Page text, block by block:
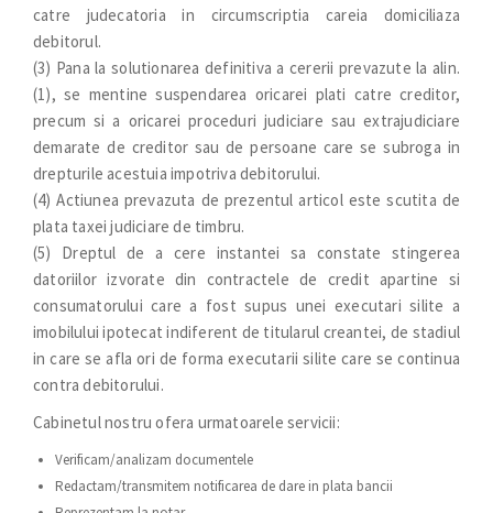
catre judecatoria in circumscriptia careia domiciliaza
debitorul.
(3) Pana la solutionarea definitiva a cererii prevazute la alin.
(1), se mentine suspendarea oricarei plati catre creditor,
precum si a oricarei proceduri judiciare sau extrajudiciare
demarate de creditor sau de persoane care se subroga in
drepturile acestuia impotriva debitorului.
(4) Actiunea prevazuta de prezentul articol este scutita de
plata taxei judiciare de timbru.
(5) Dreptul de a cere instantei sa constate stingerea
datoriilor izvorate din contractele de credit apartine si
consumatorului care a fost supus unei executari silite a
imobilului ipotecat indiferent de titularul creantei, de stadiul
in care se afla ori de forma executarii silite care se continua
contra debitorului.
Cabinetul nostru ofera urmatoarele servicii:
Verificam/analizam documentele
Redactam/transmitem notificarea de dare in plata bancii